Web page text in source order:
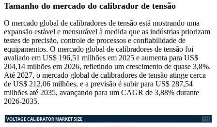
Tamanho do mercado do calibrador de tensão
O mercado global de calibradores de tensão está mostrando uma
expansão estável e mensurável à medida que as indústrias priorizam
testes de precisão, controle de processos e confiabilidade de
equipamentos. O mercado global de calibradores de tensão foi
avaliado em US$ 196,51 milhões em 2025 e aumenta para US$
204,14 milhões em 2026, refletindo um crescimento de quase 3,8%.
Até 2027, o mercado global de calibradores de tensão atinge cerca
de US$ 212,06 milhões, e a previsão é subir para US$ 287,54
milhões até 2035, avançando para um CAGR de 3,88% durante
2026-2035.